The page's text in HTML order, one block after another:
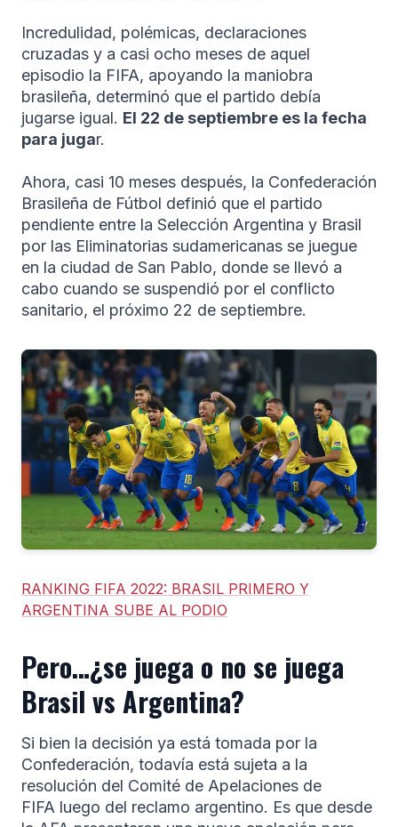
Incredulidad, polémicas, declaraciones
cruzadas y a casi ocho meses de aquel
episodio la FIFA, apoyando la maniobra
brasileña, determinó que el partido debía
jugarse igual. El 22 de septiembre es la fecha
para jugar.
Ahora, casi 10 meses después, la Confederación
Brasileña de Fútbol definió que el partido
pendiente entre la Selección Argentina y Brasil
por las Eliminatorias sudamericanas se juegue
en la ciudad de San Pablo, donde se llevó a
cabo cuando se suspendió por el conflicto
sanitario, el próximo 22 de septiembre.
RANKING FIFA 2022: BRASIL PRIMERO Y
ARGENTINA SUBE AL PODIO
Pero…¿se juega o no se juega
Brasil vs Argentina?
Si bien la decisión ya está tomada por la
Confederación, todavía está sujeta a la
resolución del Comité de Apelaciones de
FIFA luego del reclamo argentino. Es que desde